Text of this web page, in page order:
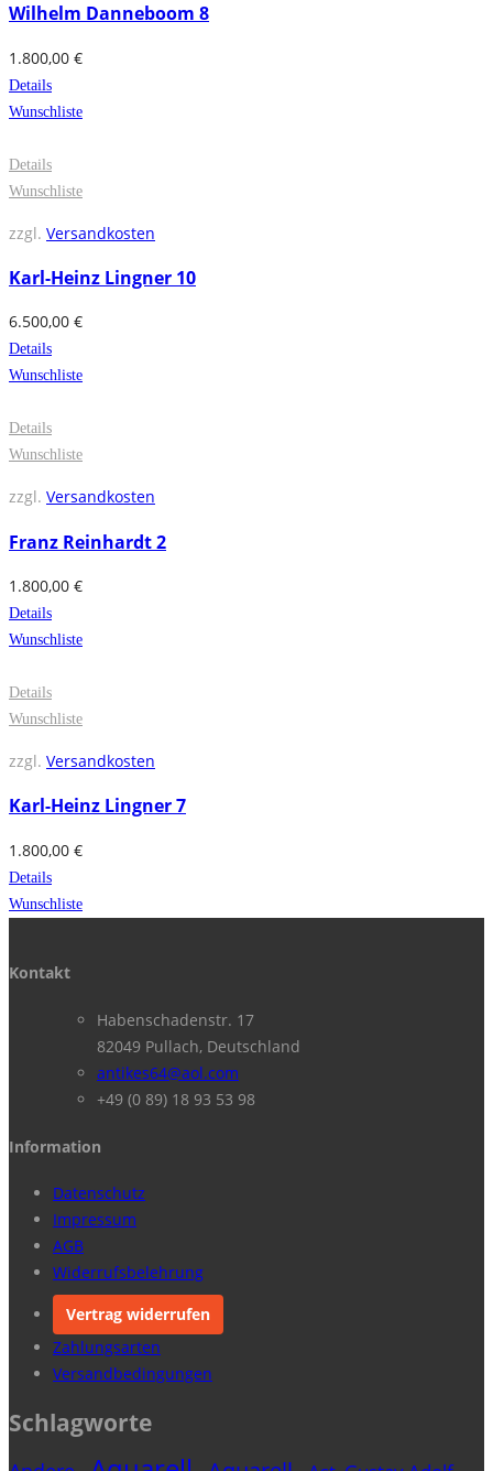
Wilhelm Danneboom 8
1.800,00 €
Details
Wunschliste
Details
Wunschliste
zzgl. Versandkosten
Karl-Heinz Lingner 10
6.500,00 €
Details
Wunschliste
Details
Wunschliste
zzgl. Versandkosten
Franz Reinhardt 2
1.800,00 €
Details
Wunschliste
Details
Wunschliste
zzgl. Versandkosten
Karl-Heinz Lingner 7
1.800,00 €
Details
Wunschliste
Kontakt
Habenschadenstr. 17
82049 Pullach, Deutschland
antikes64@aol.com
+49 (0 89) 18 93 53 98
Information
Datenschutz
Impressum
AGB
Widerrufsbelehrung
Vertrag widerrufen
Zahlungsarten
Versandbedingungen
Schlagworte